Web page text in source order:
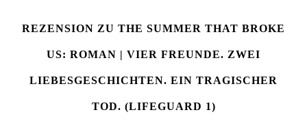
REZENSION ZU THE SUMMER THAT BROKE
US: ROMAN | VIER FREUNDE. ZWEI
LIEBESGESCHICHTEN. EIN TRAGISCHER
TOD. (LIFEGUARD 1)